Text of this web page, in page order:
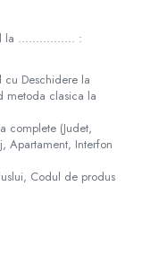
la ................ :
Deschidere la
metoda clasica la
complete (Judet,
Apartament, Interfon
Codul de produs